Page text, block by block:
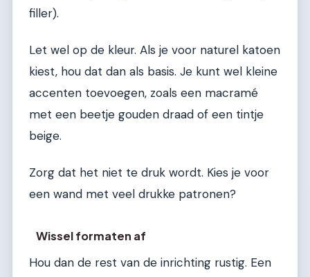
filler).
Let wel op de kleur. Als je voor naturel katoen
kiest, hou dat dan als basis. Je kunt wel kleine
accenten toevoegen, zoals een macramé
met een beetje gouden draad of een tintje
beige.
Zorg dat het niet te druk wordt. Kies je voor
een wand met veel drukke patronen?
Wissel formaten af
Hou dan de rest van de inrichting rustig. Een